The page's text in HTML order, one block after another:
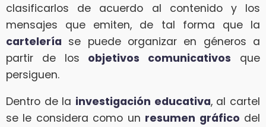
clasificarlos de acuerdo al contenido y los
mensajes que emiten, de tal forma que la
cartelería se puede organizar en géneros a
partir de los objetivos comunicativos que
persiguen.
Dentro de la investigación educativa, al cartel
se le considera como un resumen gráfico del